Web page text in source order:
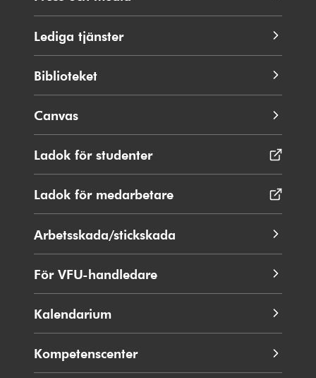
Lediga tjänster
Biblioteket
Canvas
Ladok för studenterÖppnas
i
fönster
Ladok för medarbetare
i
fönster
Arbetsskada/stickskada
För VFU-handledare
Kalendarium
Kompetenscenter